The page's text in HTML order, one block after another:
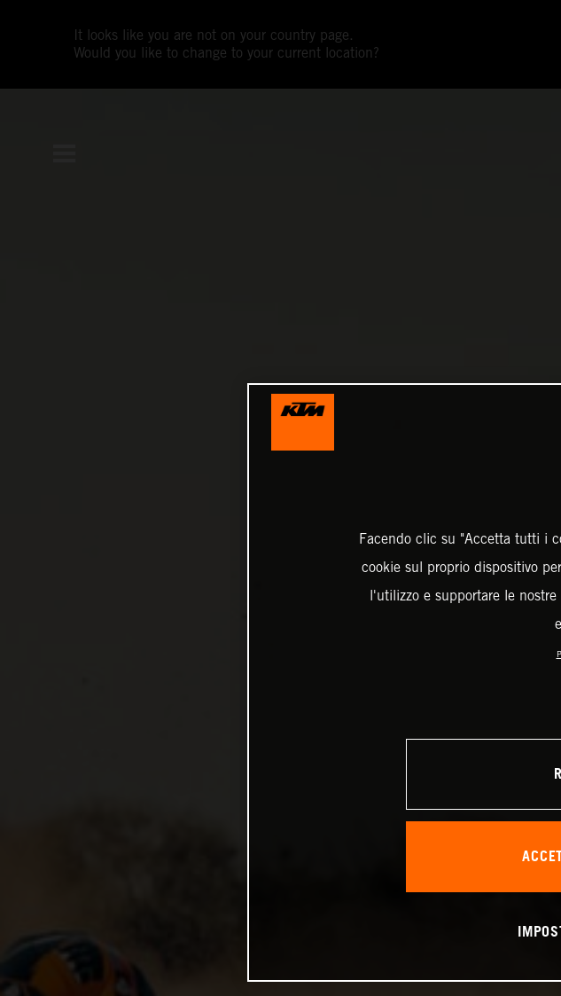
It looks like you are not on your country page.
Would you like to change to your current location?
Facendo clic su "Accetta tutti i
cookie sul proprio dispositivo
l'utilizzo e supportare le